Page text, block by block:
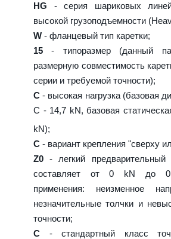
HG - серия шариковых
высокой грузоподъемности
W - фланцевый тип каретки;
15 - типоразмер (данный
размерную совместимость
серии и требуемой точности);
C - высокая нагрузка (базовая
C - 14,7 kN, базовая
kN);
C - вариант крепления "сверху
Z0 - легкий предварительный
составляет от 0 kN до
применения: неизменное
незначительные толчки и
точности;
C - стандартный класс